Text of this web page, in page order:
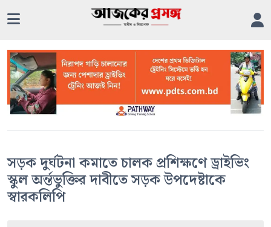
সড়ক দুর্ঘটনা কমাতে চালক প্রশিক্ষণে ড্রাইভিং
স্কুল অর্ন্তভুক্তির দাবীতে সড়ক উপদেষ্টাকে
স্বারকলিপি